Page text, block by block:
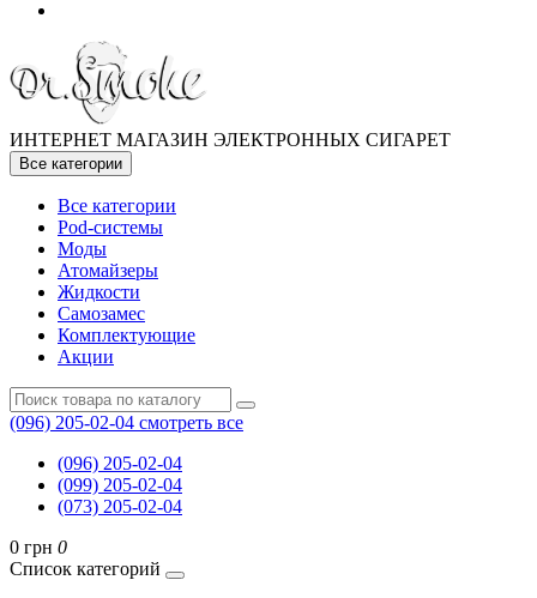
ИНТЕРНЕТ МАГАЗИН ЭЛЕКТРОННЫХ СИГАРЕТ
Все категории
Все категории
Pod-системы
Моды
Атомайзеры
Жидкости
Самозамес
Комплектующие
Акции
(096) 205-02-04 смотреть все
(096) 205-02-04
(099) 205-02-04
(073) 205-02-04
0 грн 0
Список категорий